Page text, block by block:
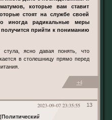
которые вам ставит
стоят на службе своей
иногда радикальные меры
прийти к пониманию
в столешницу прямо перед
+4
13
2023-09-07 23:35:55